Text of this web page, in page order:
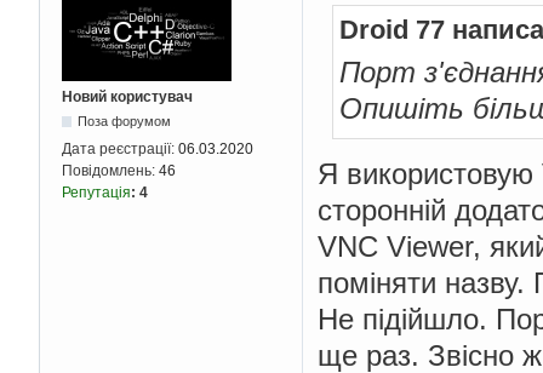
Новий користувач
Поза форумом
Дата реєстрації: 06.03.2020
Повідомлень: 46
Репутація: 4
Droid 77
Порт
Опишіть
Я використовую
сторонній
VNC Viewer,
поміняти
Не підійшло.
ще раз. Звісно